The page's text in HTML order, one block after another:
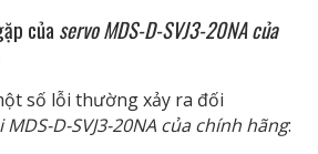
của servo MDS-D-SVJ3-20NA của
số lỗi thường xảy ra đối
D-SVJ3-20NA của chính hãng: